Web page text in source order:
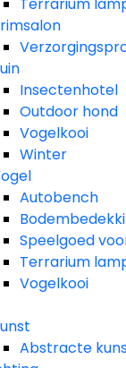
Insectenhotel
Outdoor hond
Vogelkooi
Winter
Autobench
Speelgoed
Terrarium
Vogelkooi
Abstracte